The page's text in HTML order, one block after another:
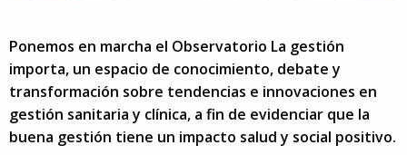
Ponemos en marcha el Observatorio La gestión
importa, un espacio de conocimiento, debate y
transformación sobre tendencias e innovaciones en
gestión sanitaria y clínica, a fin de evidenciar que la
buena gestión tiene un impacto salud y social positivo.